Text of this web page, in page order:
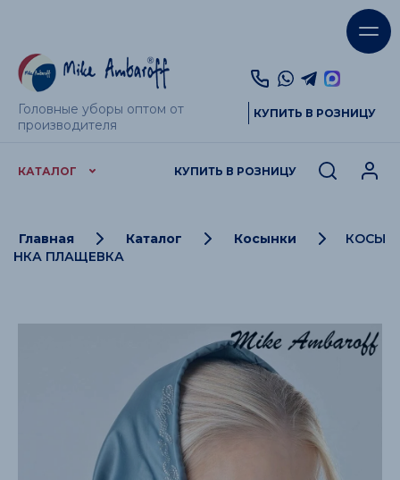
Головные уборы оптом от
производителя
КУПИТЬ В РОЗНИЦУ
КАТАЛОГ КУПИТЬ В РОЗНИЦУ
Главная Каталог Косынки
КОСЫ
НКА ПЛАЩЕВКА